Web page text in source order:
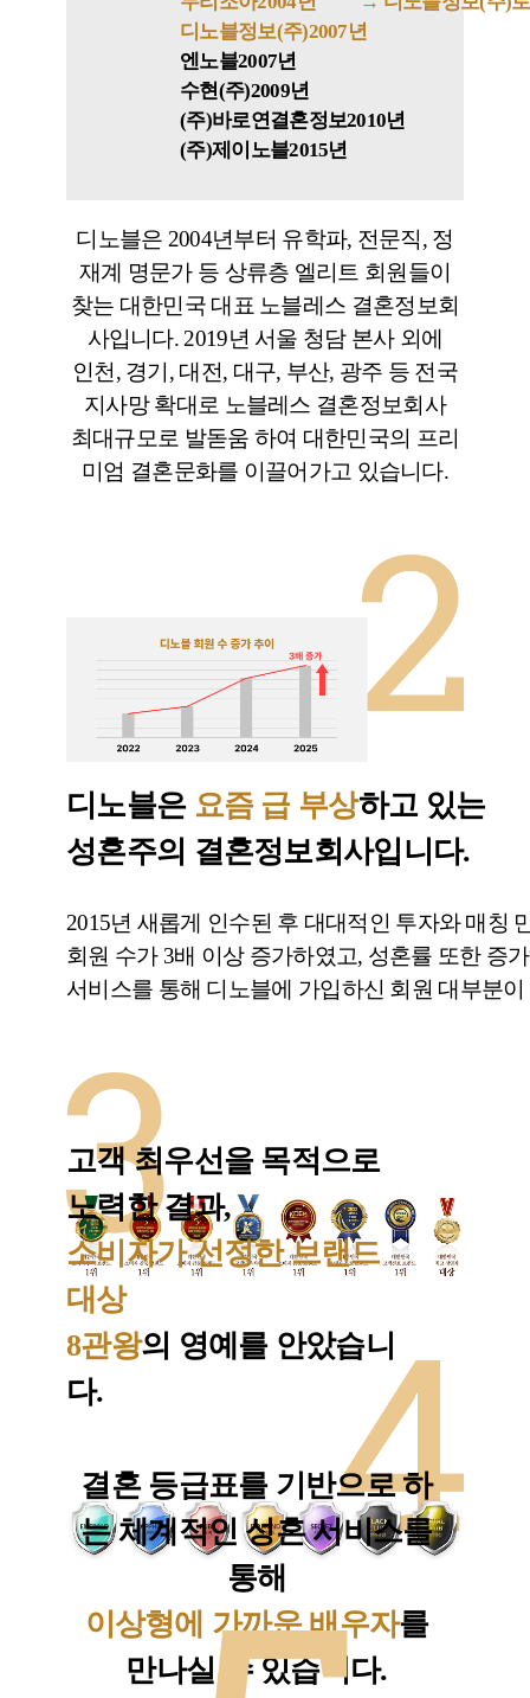
디노블정보(주)2007년
엔노블2007년
수현(주)2009년
(주)바로연결혼정보2010년
(주)제이노블2015년
디노블은 2004년부터 유학파, 전문직, 정
재계 명문가 등 상류층 엘리트 회원들이
찾는 대한민국 대표 노블레스 결혼정보회
사입니다. 2019년 서울 청담 본사 외에
인천, 경기, 대전, 대구, 부산, 광주 등 전국
지사망 확대로 노블레스 결혼정보회사
최대규모로 발돋움 하여 대한민국의 프리
미엄 결혼문화를 이끌어가고 있습니다.
디노블은 요즘 급 부상하고 있는
성혼주의 결혼정보회사입니다.
2015년 새롭게 인수된 후 대대적인 투자와 매칭
회원 수가 3배 이상 증가하였고, 성혼률 또한 증
서비스를 통해 디노블에 가입하신 회원 대부분
고객 최우선을 목적으로
노력한 결과,
소비자가 선정한 브랜드
대상
8관왕의 영예를 안았습니
다.
결혼 등급표를 기반으로 하
는 체계적인 성혼 서비스를
통해
이상형에 가까운 배우자를
만나실 수 있습니다.